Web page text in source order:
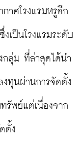
าศโรงแรมหรูอีก
เป็นโรงแรมระดับ
กลุ่ม ที่ล่าสุดได้นำ
งทุนผ่านการจัดตั้ง
รัพย์แต่เนื่องจาก
ตั้ง